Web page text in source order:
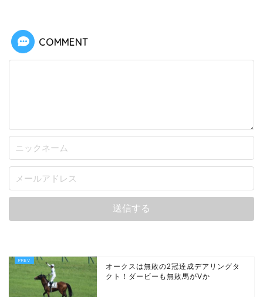
COMMENT
オークスは無敗の2冠達成デアリングタ
クト！ダービーも無敗馬がVか